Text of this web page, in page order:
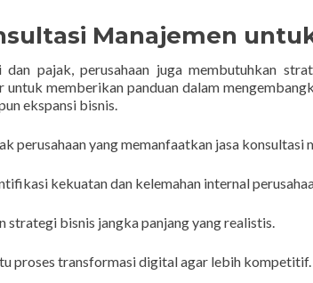
Manajemen
dan pajak, perusahaan juga membutuhkan
untuk memberikan panduan dalam
ekspansi bisnis.
perusahaan yang memanfaatkan jasa konsultasi
kekuatan dan kelemahan internal
strategi bisnis jangka panjang yang realistis.
proses transformasi digital agar lebih kompetitif.